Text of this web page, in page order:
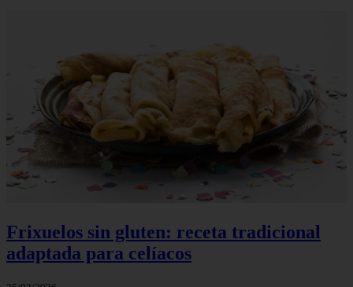
Frixuelos sin gluten: receta tradicional
adaptada para celíacos